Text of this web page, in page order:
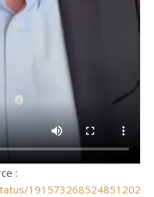
:
1915732685248512020